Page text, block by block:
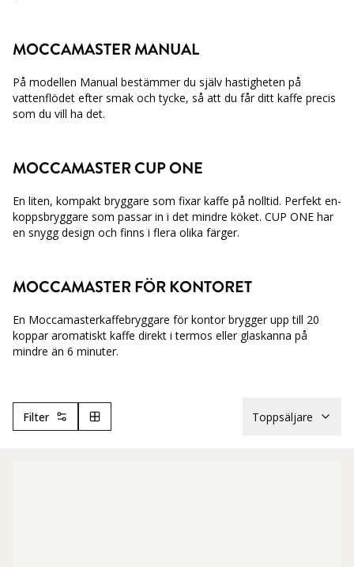
MOCCAMASTER MANUAL
På modellen Manual bestämmer du själv hastigheten på
vattenflödet efter smak och tycke, så att du får ditt kaffe precis
som du vill ha det.
MOCCAMASTER CUP ONE
En liten, kompakt bryggare som fixar kaffe på nolltid. Perfekt en-
koppsbryggare som passar in i det mindre köket. CUP ONE har
en snygg design och finns i flera olika färger.
MOCCAMASTER FÖR KONTORET
En Moccamasterkaffebryggare för kontor brygger upp till 20
koppar aromatiskt kaffe direkt i termos eller glaskanna på
mindre än 6 minuter.
Filter Toppsäljare